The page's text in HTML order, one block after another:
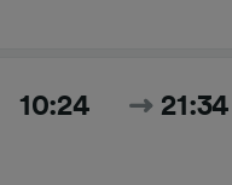
10:24 21:34